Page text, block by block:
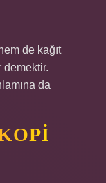
de kağıt
demektir.
da